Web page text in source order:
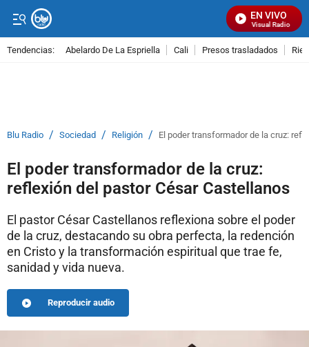
EN VIVO
Señal Visual Radio
Tendencias: Abelardo De La Espriella Cali Presos trasladados
Blu Radio / Sociedad / Religión / El poder transformador de la cruz:
El poder transformador de la cruz:
reflexión del pastor César Castellanos
El pastor César Castellanos reflexiona sobre el poder
de la cruz, destacando su obra perfecta, la redención
en Cristo y la transformación espiritual que trae fe,
sanidad y vida nueva.
Reproducir audio